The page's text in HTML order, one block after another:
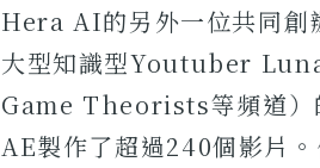
Hera AI的另外一位共同
大型知識型Youtuber
Game Theorists等頻道）
AE製作了超過240個影片